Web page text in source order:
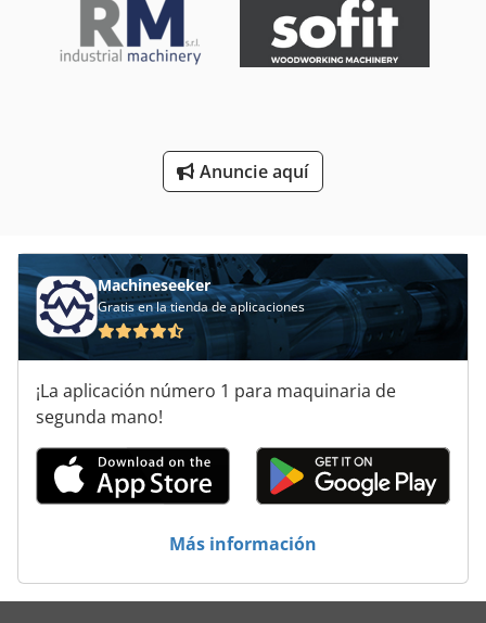
Perforadora De Vidrio
Unidad De PerforaciónAnuncie aquí
Machineseeker
Gratis en la tienda de aplicaciones
¡La aplicación número 1 para maquinaria de
segunda mano!
Más información